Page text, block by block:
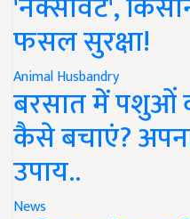
फसल सुरक्षा!
Animal Husbandry
बरसात में पशुओं
कैसे बचाएं?
उपाय..
News